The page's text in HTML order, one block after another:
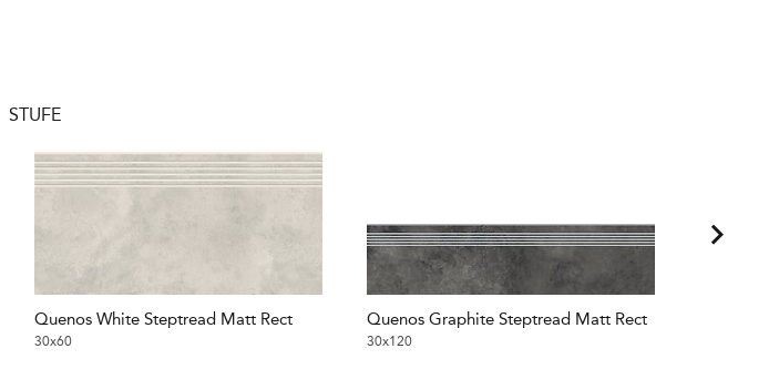
STUFE
Quenos White Steptread Matt Rect
30x60
Quenos Graphite Steptread Matt Rect
30x120